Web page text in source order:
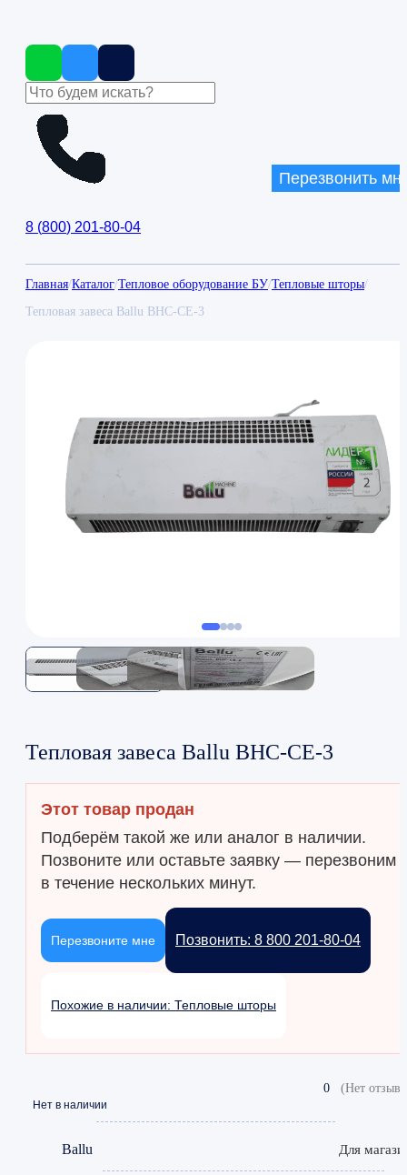
8 (800) 201-80-04
Перезвонить
Главная/Каталог/Тепловое оборудование БУ/Тепловые шторы/
Тепловая завеса Ballu BHC-CE-3
Тепловая завеса Ballu BHC-CE-3
Этот товар продан
Подберём такой же или аналог в наличии.
Позвоните или оставьте заявку — перезвоним
в течение нескольких минут.
Позвонить: 8 800 201-80-04
Перезвоните мне
Похожие в наличии: Тепловые шторы
0 (Нет
Нет в наличии
Ballu Для